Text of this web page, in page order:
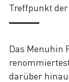
Treffpunkt
Das Menuhin
darüber